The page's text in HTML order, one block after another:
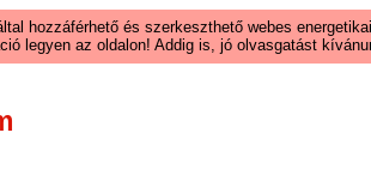
hozzáférhető és szerkeszthető webes
legyen az oldalon! Addig is, jó olvasgatást